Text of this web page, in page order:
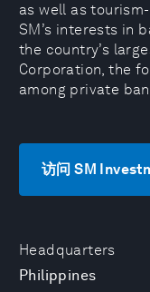
Headquarters
Philippines
as well as
SM’s interests in
the country’s
Corporation, the
among private
访问 SM